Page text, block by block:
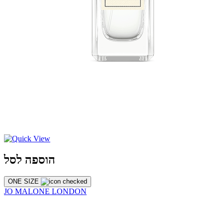
הוספה לסל
ONE SIZE
JO MALONE LONDON